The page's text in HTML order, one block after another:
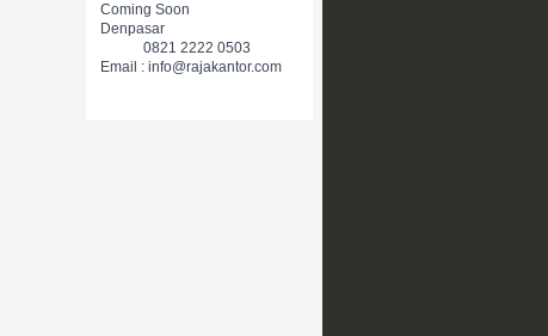
Coming Soon
Denpasar
0821 2222 0503
Email : info@rajakantor.com